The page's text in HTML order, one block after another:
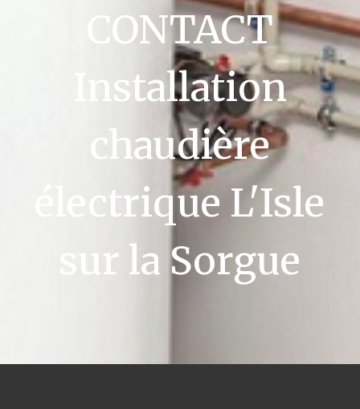
CONTACT
Installation
chaudière
électrique L'Isle
sur la Sorgue